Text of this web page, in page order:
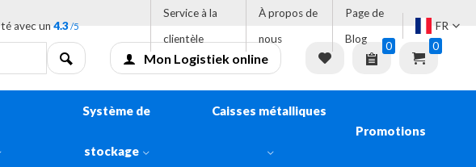
avec un 4.3 /5
Service à la
clientèle
À propos de
nous
Page de
Blog
FR
Mon Logistiek online
0 0
Système de
stockage
Caisses métalliques
Promotions